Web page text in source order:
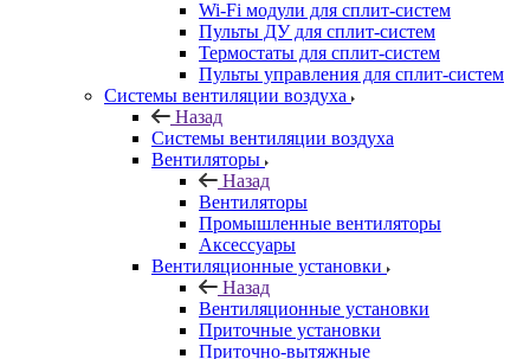
Wi-Fi модули для сплит-систем
Пульты ДУ для сплит-систем
Термостаты для сплит-систем
Пульты управления для сплит-систем
Системы вентиляции воздуха
Назад
Системы вентиляции воздуха
Вентиляторы
Назад
Вентиляторы
Промышленные вентиляторы
Аксессуары
Вентиляционные установки
Назад
Вентиляционные установки
Приточные установки
Приточно-вытяжные